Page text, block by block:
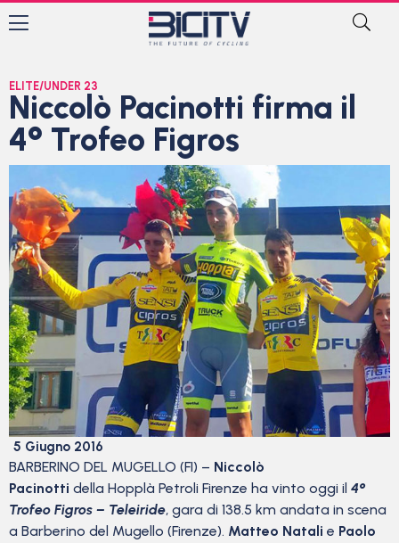
ELITE/UNDER 23
Niccolò Pacinotti firma il
4° Trofeo Figros
5 Giugno 2016
BARBERINO DEL MUGELLO (FI) – Niccolò
Pacinotti della Hopplà Petroli Firenze ha vinto oggi il 4°
Trofeo Figros – Teleiride, gara di 138.5 km andata in scena
a Barberino del Mugello (Firenze). Matteo Natali e Paolo